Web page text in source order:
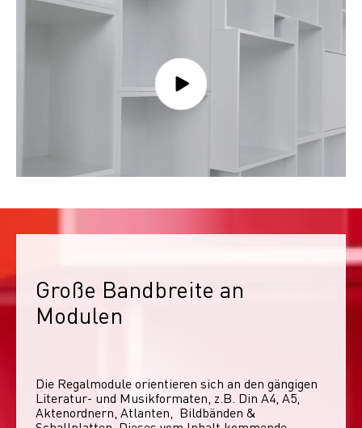
Große Bandbreite an
Modulen
Die Regalmodule orientieren sich an den gängigen
Literatur- und Musikformaten, z.B. Din A4, A5,
Aktenordnern, Atlanten,  Bildbänden &